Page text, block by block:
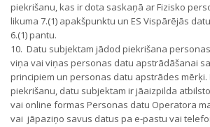
piekrišanu, kas ir dota saskaņā ar Fizisko
likuma 7.(1) apakšpunktu un ES Vispārējās
6.(1) pantu.
10. Datu subjektam jādod piekrišana
viņa vai viņas personas datu apstrādāšanai
principiem un personas datu apstrādes mērķi.
piekrišanu, datu subjektam ir jāaizpilda
vai online formas Personas datu Operatora
vai jāpaziņo savus datus pa e-pastu vai